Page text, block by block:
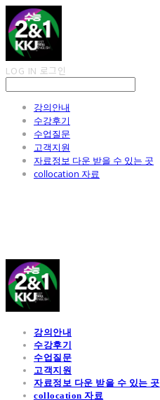
LOG IN 로그인
강의안내
수강후기
수업질문
고객지원
자료정보 다운 받을 수 있는 곳
collocation 자료
강의안내
수강후기
수업질문
고객지원
자료정보 다운 받을 수 있는 곳
collocation 자료